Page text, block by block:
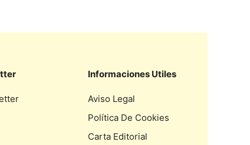
Informaciones Utiles
Aviso Legal
Política De Cookies
Carta Editorial